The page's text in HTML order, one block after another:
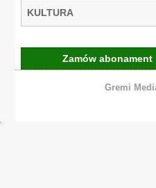
KULTURA
Zamów abonament
Gremi